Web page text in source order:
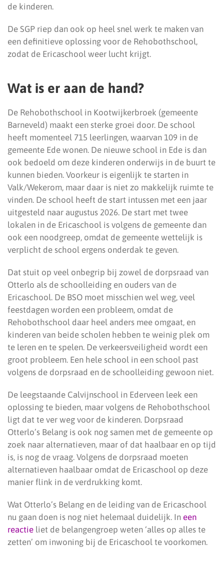
de kinderen.
De SGP riep dan ook op heel snel werk te maken van
een definitieve oplossing voor de Rehobothschool,
zodat de Ericaschool weer lucht krijgt.
Wat is er aan de hand?
De Rehobothschool in Kootwijkerbroek (gemeente
Barneveld) maakt een sterke groei door. De school
heeft momenteel 715 leerlingen, waarvan 109 in de
gemeente Ede wonen. De nieuwe school in Ede is dan
ook bedoeld om deze kinderen onderwijs in de buurt te
kunnen bieden. Voorkeur is eigenlijk te starten in
Valk/Wekerom, maar daar is niet zo makkelijk ruimte te
vinden. De school heeft de start intussen met een jaar
uitgesteld naar augustus 2026. De start met twee
lokalen in de Ericaschool is volgens de gemeente dan
ook een noodgreep, omdat de gemeente wettelijk is
verplicht de school ergens onderdak te geven.
Dat stuit op veel onbegrip bij zowel de dorpsraad van
Otterlo als de schoolleiding en ouders van de
Ericaschool. De BSO moet misschien wel weg, veel
feestdagen worden een probleem, omdat de
Rehobothschool daar heel anders mee omgaat, en
kinderen van beide scholen hebben te weinig plek om
te leren en te spelen. De verkeersveiligheid wordt een
groot probleem. Een hele school in een school past
volgens de dorpsraad en de schoolleiding gewoon niet.
De leegstaande Calvijnschool in Ederveen leek een
oplossing te bieden, maar volgens de Rehobothschool
ligt dat te ver weg voor de kinderen. Dorpsraad
Otterlo’s Belang is ook nog samen met de gemeente op
zoek naar alternatieven, maar of dat haalbaar en op tijd
is, is nog de vraag. Volgens de dorpsraad moeten
alternatieven haalbaar omdat de Ericaschool op deze
manier flink in de verdrukking komt.
Wat Otterlo’s Belang en de leiding van de Ericaschool
nu gaan doen is nog niet helemaal duidelijk. In een
reactie liet de belangengroep weten ‘alles op alles te
zetten’ om inwoning bij de Ericaschool te voorkomen.